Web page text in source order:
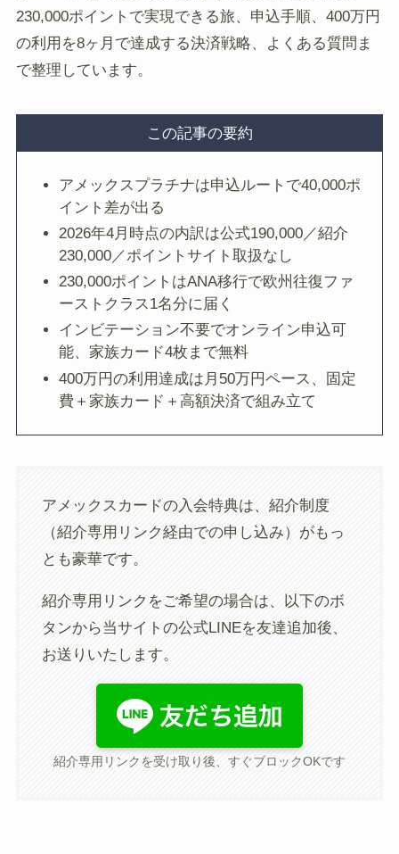
230,000ポイントで実現できる旅、申込手順、400万円
の利用を8ヶ月で達成する決済戦略、よくある質問ま
で整理しています。
この記事の要約
アメックスプラチナは申込ルートで40,000ポ
イント差が出る
2026年4月時点の内訳は公式190,000／紹介
230,000／ポイントサイト取扱なし
230,000ポイントはANA移行で欧州往復ファ
ーストクラス1名分に届く
インビテーション不要でオンライン申込可
能、家族カード4枚まで無料
400万円の利用達成は月50万円ペース、固定
費＋家族カード＋高額決済で組み立て
アメックスカードの入会特典は、紹介制度
（紹介専用リンク経由での申し込み）がもっ
とも豪華です。
紹介専用リンクをご希望の場合は、以下のボ
タンから当サイトの公式LINEを友達追加後、
お送りいたします。
紹介専用リンクを受け取り後、すぐブロックOKです